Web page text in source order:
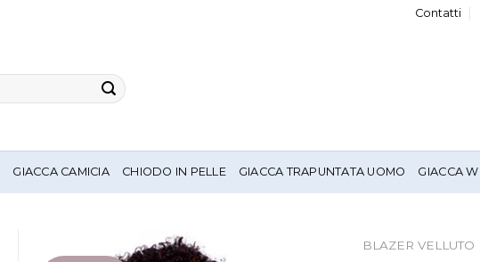
Contatti
GIACCA CAMICIA CHIODO IN PELLE GIACCA TRAPUNTATA UOMO GIACCA
BLAZER